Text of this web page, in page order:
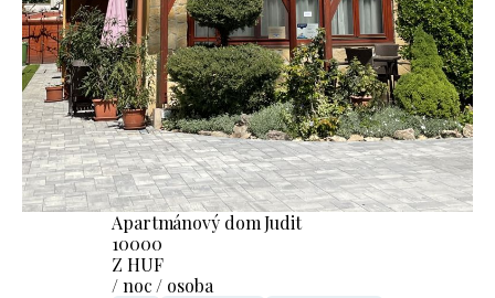
Apartmánový dom Judit
10000
Z HUF
/ noc / osoba